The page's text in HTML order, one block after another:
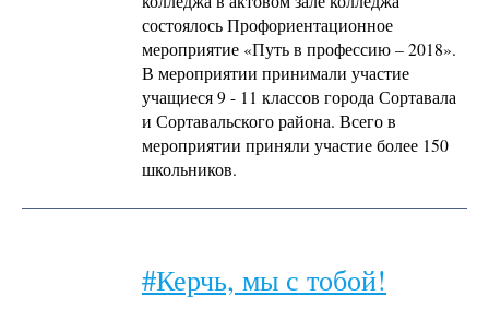
состоялось Профориентационное
мероприятие «Путь в профессию – 2018».
В мероприятии принимали участие
учащиеся 9 - 11 классов города Сортавала
и Сортавальского района. Всего в
мероприятии приняли участие более 150
школьников.
#Керчь, мы с тобой!